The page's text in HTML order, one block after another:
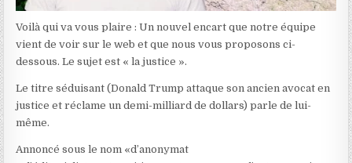
Voilà qui va vous plaire : Un nouvel encart que notre équipe
vient de voir sur le web et que nous vous proposons ci-
dessous. Le sujet est « la justice ».
Le titre séduisant (Donald Trump attaque son ancien avocat en
justice et réclame un demi-milliard de dollars) parle de lui-
même.
Annoncé sous le nom «d’anonymat